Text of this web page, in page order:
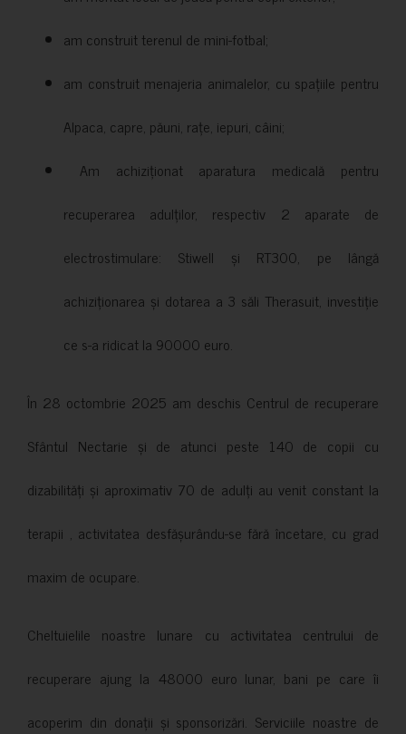
am construit terenul de mini-fotbal;
am construit menajeria animalelor, cu spațiile pentru
Alpaca, capre, păuni, rațe, iepuri, câini;
Am achiziționat aparatura medicală pentru
recuperarea adulților, respectiv 2 aparate de
electrostimulare: Stiwell și RT300, pe lângă
achiziționarea și dotarea a 3 săli Therasuit, investiție
ce s-a ridicat la 90000 euro.
În 28 octombrie 2025 am deschis Centrul de recuperare
Sfântul Nectarie și de atunci peste 140 de copii cu
dizabilități și aproximativ 70 de adulți au venit constant la
terapii , activitatea desfășurându-se fără încetare, cu grad
maxim de ocupare.
Cheltuielile noastre lunare cu activitatea centrului de
recuperare ajung la 48000 euro lunar, bani pe care îi
acoperim din donații și sponsorizări. Serviciile noastre de